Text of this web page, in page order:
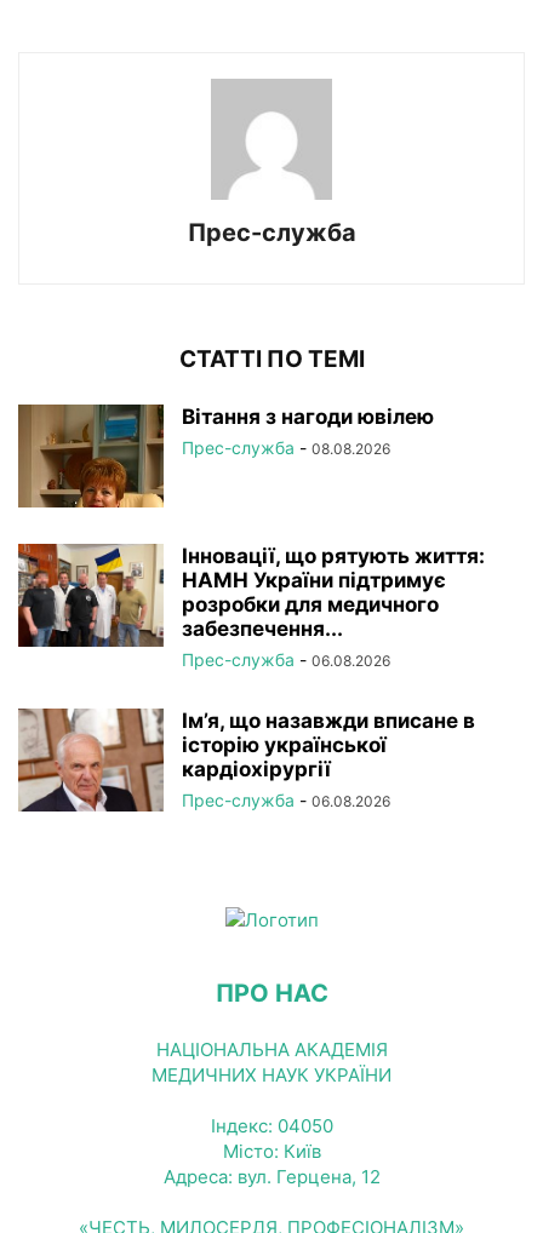
Прес-служба
СТАТТІ ПО ТЕМІ
Вітання з нагоди ювілею
Прес-служба - 08.08.2026
Інновації, що рятують життя:
НАМН України підтримує
розробки для медичного
забезпечення...
Прес-служба - 06.08.2026
Ім’я, що назавжди вписане в
історію української
кардіохірургії
Прес-служба - 06.08.2026
ПРО НАС
НАЦІОНАЛЬНА АКАДЕМІЯ
МЕДИЧНИХ НАУК УКРАЇНИ
Індекс: 04050
Місто: Київ
Адреса: вул. Герцена, 12
«ЧЕСТЬ, МИЛОСЕРДЯ, ПРОФЕСІОНАЛІЗМ»